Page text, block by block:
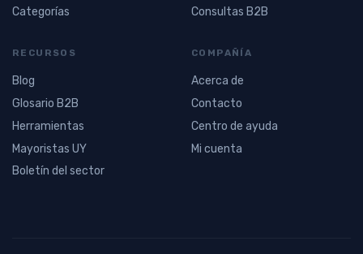
Categorías
Consultas B2B
RECURSOS
Blog
Glosario B2B
Herramientas
Mayoristas UY
Boletín del sector
COMPAÑÍA
Acerca de
Contacto
Centro de ayuda
Mi cuenta